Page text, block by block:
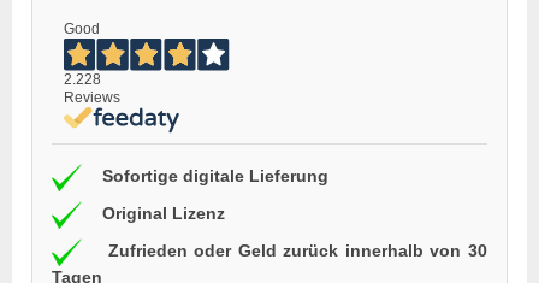
Good
2.228
Reviews
Sofortige digitale Lieferung
Original Lizenz
Zufrieden oder Geld zurück innerhalb von 30
Tagen